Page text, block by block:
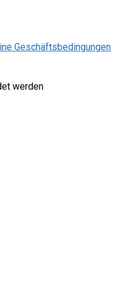
Geschäftsbedingungen
werden